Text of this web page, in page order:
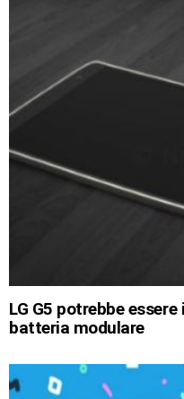
LG G5 potrebbe
batteria modulare